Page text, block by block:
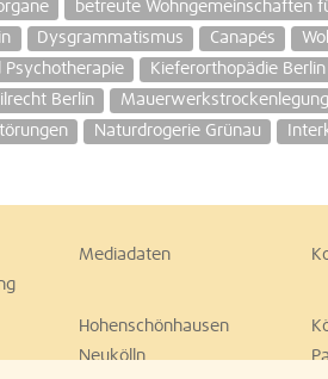
betreute Wohngemeinschaften
Dysgrammatismus Canapés
Psychotherapie Kieferorthopädie Berlin
Berlin Mauerwerkstrockenlegung
Naturdrogerie Grünau
Mediadaten
Hohenschönhausen
Neukölln